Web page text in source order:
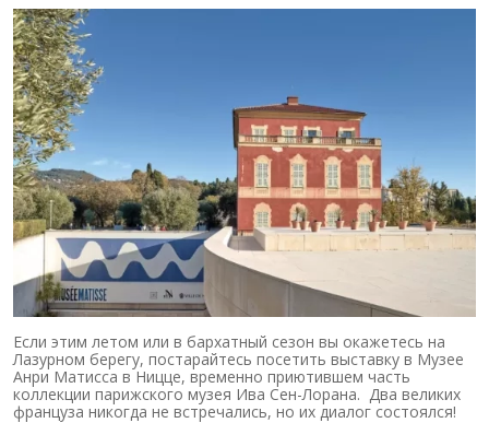
Если этим летом или в бархатный сезон вы окажетесь на
Лазурном берегу, постарайтесь посетить выставку в Музее
Анри Матисса в Ницце, временно приютившем часть
коллекции парижского музея Ива Сен-Лорана. Два великих
француза никогда не встречались, но их диалог состоялся!